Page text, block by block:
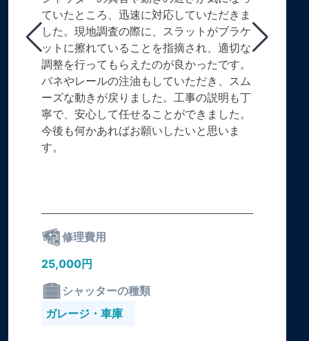
ていたところ、迅速に対応していただきま
した。現地調査の際に、スラットがブラケ
ットに擦れていることを指摘され、適切な
調整を行ってもらえたのが良かったです。
バネやレールの注油もしていただき、スム
ーズな動きが戻りました。工事の説明も丁
寧で、安心して任せることができました。
今後も何かあればお願いしたいと思いま
す。
修理費用
25,000円
シャッターの種類
ガレージ・車庫